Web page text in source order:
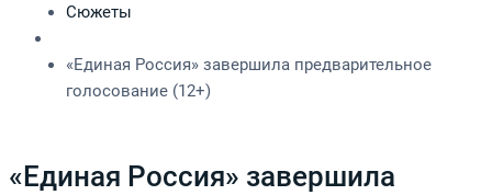
Сюжеты
«Единая Россия» завершила предварительное
голосование (12+)
«Единая Россия» завершила